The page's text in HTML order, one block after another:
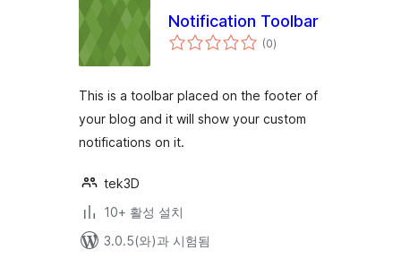
Notification Toolbar
(0전
체)
This is a toolbar placed on the footer of
your blog and it will show your custom
notifications on it.
tek3D
10+ 활성 설치
3.0.5(와)과 시험됨